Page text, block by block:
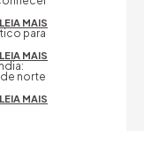
LEIA MAIS
para
LEIA MAIS
norte
LEIA MAIS